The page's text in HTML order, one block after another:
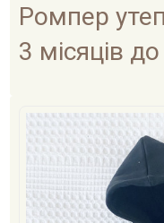
Ромпер
3 місяців